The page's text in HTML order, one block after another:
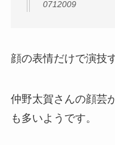
0712009
顔の表情だけで演技
仲野太賀さんの顔芸
も多いようです。